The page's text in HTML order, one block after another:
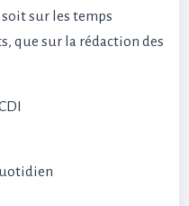
soit sur les temps
que sur la rédaction des